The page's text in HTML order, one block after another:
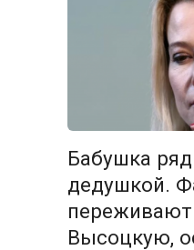
Бабушка
дедушкой.
Высоцкую,